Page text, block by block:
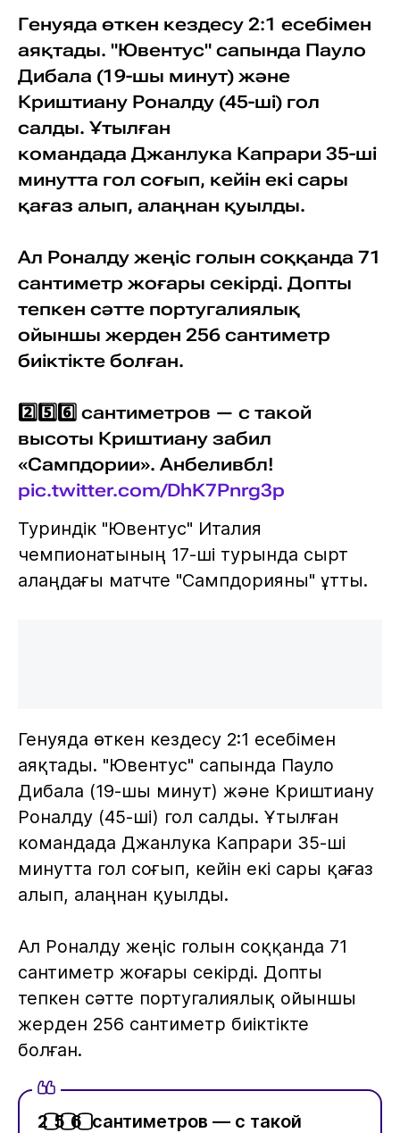
Генуяда өткен кездесу 2:1 есебімен
аяқтады. "Ювентус" сапында Пауло
Дибала (19-шы минут) және
Криштиану Роналду (45-ші) гол
салды. Ұтылған
командада Джанлука Капрари 35-ші
минутта гол соғып, кейін екі сары
қағаз алып, алаңнан қуылды.
Ал Роналду жеңіс голын соққанда 71
сантиметр жоғары секірді. Допты
тепкен сәтте португалиялық
ойыншы жерден 256 сантиметр
биіктікте болған.
2️⃣5️⃣6️⃣ сантиметров — с такой
высоты Криштиану забил
«Сампдории». Анбеливбл!
pic.twitter.com/DhK7Pnrg3p
Туриндік "Ювентус" Италия
чемпионатының 17-ші турында сырт
алаңдағы матчте "Сампдорияны" ұтты.
Генуяда өткен кездесу 2:1 есебімен
аяқтады. "Ювентус" сапында Пауло
Дибала (19-шы минут) және Криштиану
Роналду (45-ші) гол салды. Ұтылған
командада Джанлука Капрари 35-ші
минутта гол соғып, кейін екі сары қағаз
алып, алаңнан қуылды.
Ал Роналду жеңіс голын соққанда 71
сантиметр жоғары секірді. Допты
тепкен сәтте португалиялық ойыншы
жерден 256 сантиметр биіктікте
болған.
2️⃣5️⃣6️⃣ сантиметров — с такой